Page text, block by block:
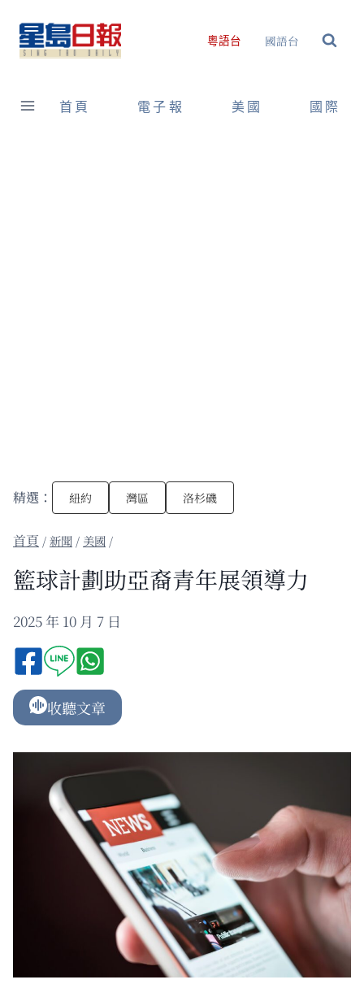
content
粵語台 國語台
首頁 電子報 美國 國際
精選： 紐約 灣區 洛杉磯
/新聞 / 美國 /
籃球計劃助亞裔青年展領導力
2025 年 10 月 7 日
收聽文章